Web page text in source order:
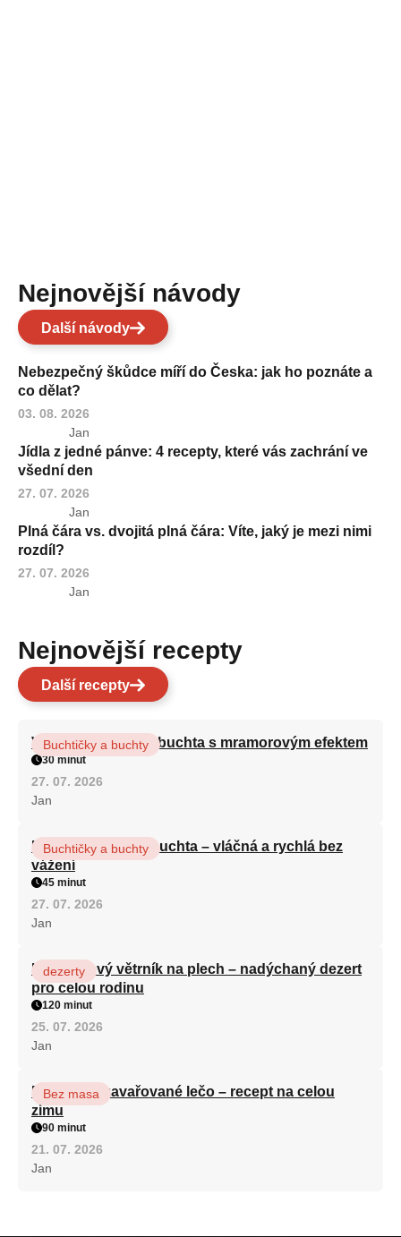
Nejnovější návody
Další návody
Nebezpečný škůdce míří do Česka: jak ho poznáte a
co dělat?
03. 08. 2026
Jan
Jídla z jedné pánve: 4 recepty, které vás zachrání ve
všední den
27. 07. 2026
Jan
Plná čára vs. dvojitá plná čára: Víte, jaký je mezi nimi
rozdíl?
27. 07. 2026
Jan
Nejnovější recepty
Další recepty
Vláčná olejová litá buchta s mramorovým efektem
Buchtičky a buchty
30 minut
27. 07. 2026
Jan
Hrnková maková buchta – vláčná a rychlá bez
vážení
Buchtičky a buchty
45 minut
27. 07. 2026
Jan
Karamelový větrník na plech – nadýchaný dezert
pro celou rodinu
dezerty
120 minut
25. 07. 2026
Jan
Babiččino zavařované lečo – recept na celou
zimu
Bez masa
90 minut
21. 07. 2026
Jan